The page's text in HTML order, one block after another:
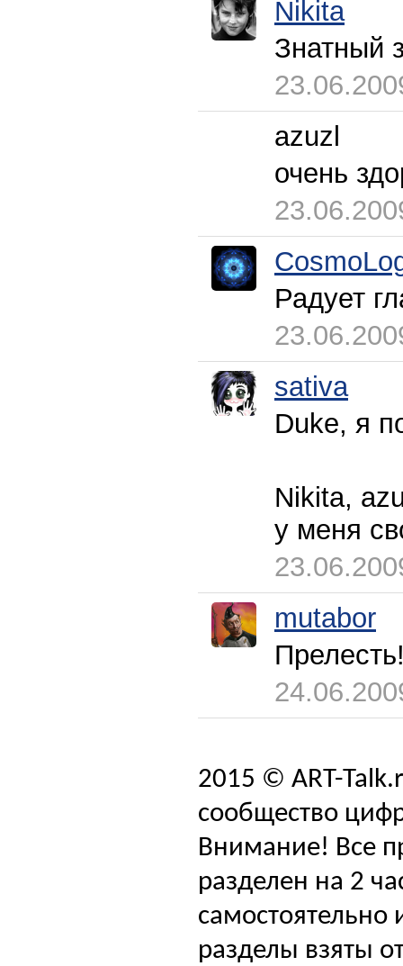
Nikita
Знатный
azuzl
очень
Радует
sativa
Duke, я
Nikita,
у меня
mutabor
2015 © ART-
сообщество
Внимание! Все
разделен на 2
самостоятельно
разделы взяты